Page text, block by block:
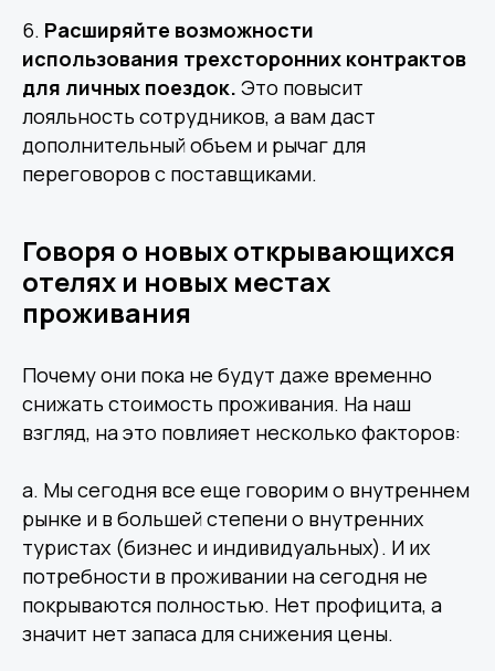
6. Расширяйте возможности
использования трехсторонних контрактов
для личных поездок. Это повысит
лояльность сотрудников, а вам даст
дополнительный объем и рычаг для
переговоров с поставщиками.
Говоря о новых открывающихся
отелях и новых местах
проживания
Почему они пока не будут даже временно
снижать стоимость проживания. На наш
взгляд, на это повлияет несколько факторов:
a. Мы сегодня все еще говорим о внутреннем
рынке и в большей степени о внутренних
туристах (бизнес и индивидуальных). И их
потребности в проживании на сегодня не
покрываются полностью. Нет профицита, а
значит нет запаса для снижения цены.
Другие статьи по теме